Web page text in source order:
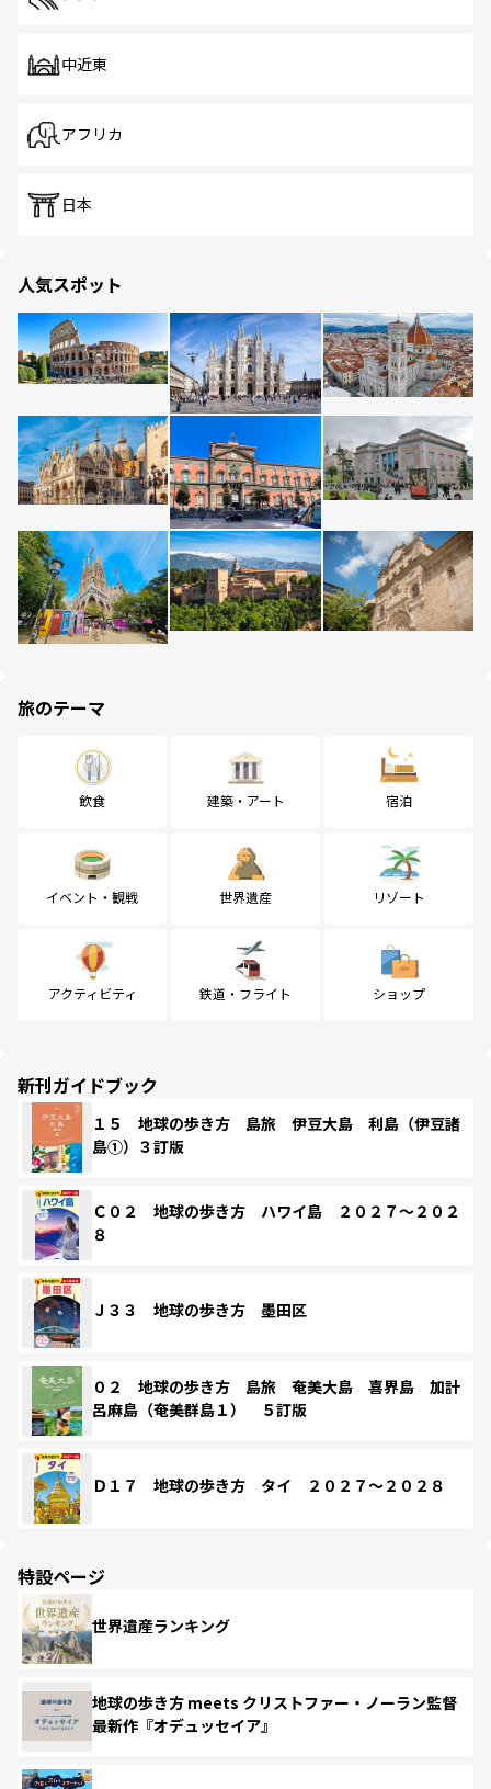
中近東
アフリカ
日本
人気スポット
旅のテーマ
飲食 建築・アート 宿泊
イベント・観戦 世界遺産 リゾート
アクティビティ 鉄道・フライト ショップ
新刊ガイドブック
１５ 地球の歩き方 島旅 伊豆大島 利島（伊豆諸
島①）３訂版
Ｃ０２ 地球の歩き方 ハワイ島 ２０２７～２０２
８
Ｊ３３ 地球の歩き方 墨田区
０２ 地球の歩き方 島旅 奄美大島 喜界島 加計
呂麻島（奄美群島１） ５訂版
Ｄ１７ 地球の歩き方 タイ ２０２７～２０２８
特設ページ
世界遺産ランキング
地球の歩き方 meets クリストファー・ノーラン監督
最新作『オデュッセイア』